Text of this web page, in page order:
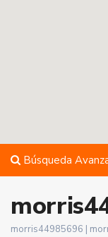
Búsqueda
morris44985696 |